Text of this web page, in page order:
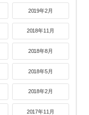
2019年2月
2018年11月
2018年8月
2018年5月
2018年2月
2017年11月